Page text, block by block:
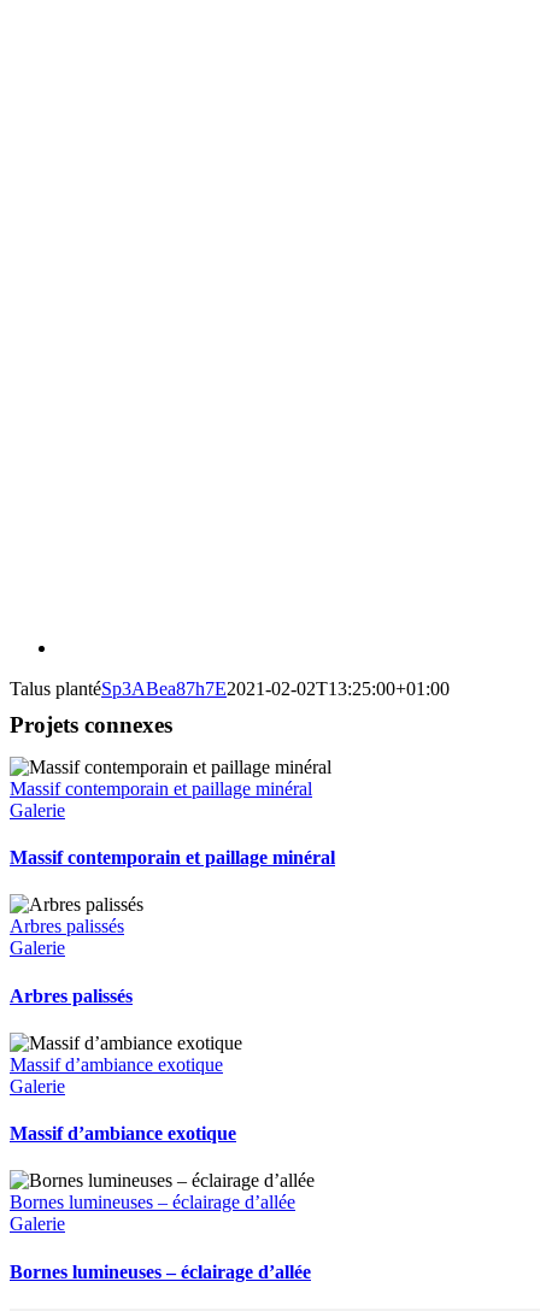
Talus plantéSp3ABea87h7E2021-02-02T13:25:00+01:00
Projets connexes
Massif contemporain et paillage minéral
Galerie
Massif contemporain et paillage minéral
Arbres palissés
Galerie
Arbres palissés
Massif d’ambiance exotique
Galerie
Massif d’ambiance exotique
Bornes lumineuses – éclairage d’allée
Galerie
Bornes lumineuses – éclairage d’allée